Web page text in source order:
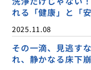
れる「健康」と「
2025.11.08
その一滴、見逃す
れ、静かなる床下